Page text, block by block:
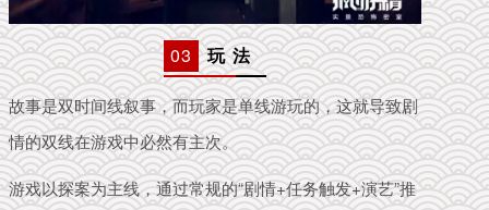
03 玩 法
故事是双时间线叙事，而玩家是单线游玩的，这就导致剧
情的双线在游戏中必然有主次。
游戏以探案为主线，通过常规的“剧情+任务触发+演艺”推